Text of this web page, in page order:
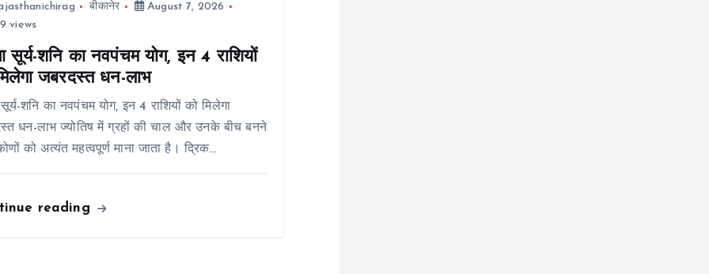
बीकानेर
August 7, 2026
views
सूर्य-शनि का नवपंचम योग, इन 4 राशियों
जबरदस्त धन-लाभ
शनि का नवपंचम योग, इन 4 राशियों को मिलेगा
धन-लाभ ज्योतिष में ग्रहों की चाल और उनके बीच बनने
को अत्यंत महत्वपूर्ण माना जाता है। द्रिक…
reading